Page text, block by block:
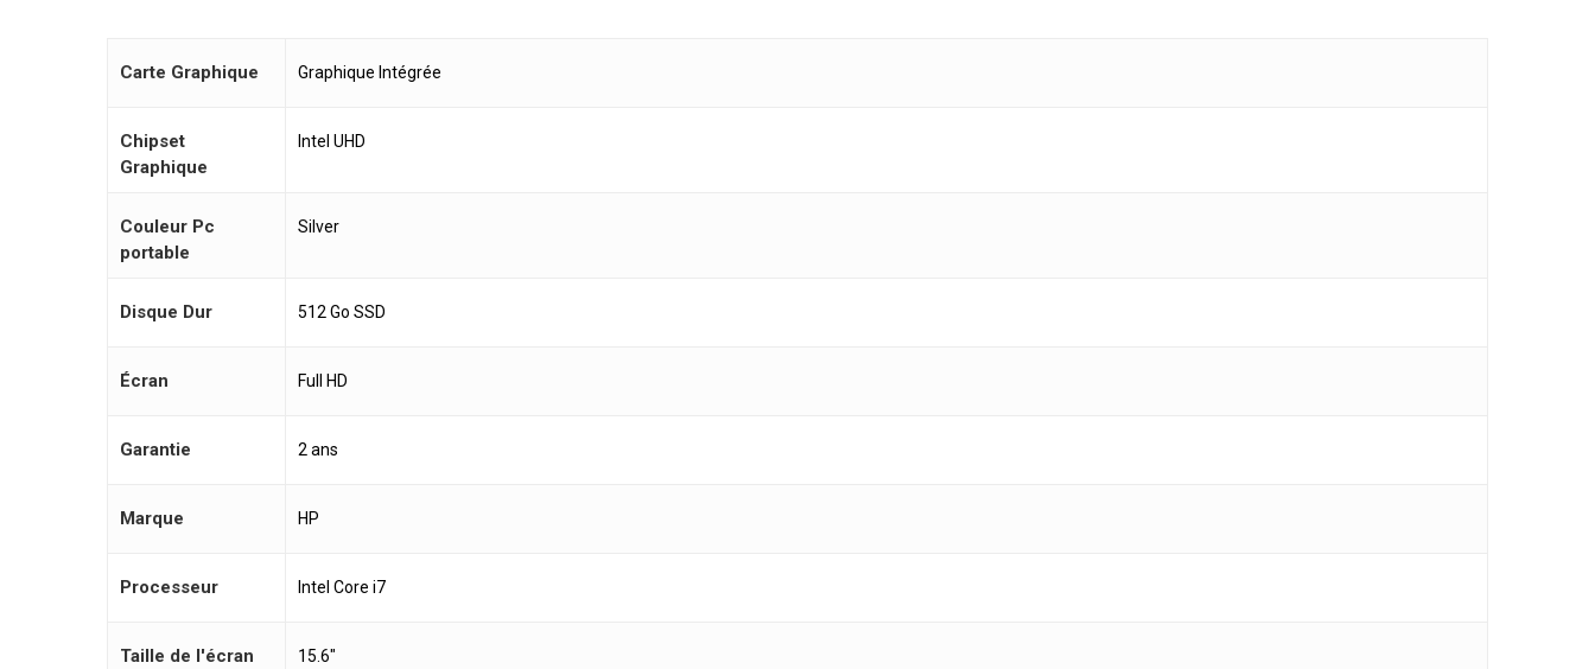
Carte Graphique Graphique Intégrée
Chipset
Graphique
Intel UHD
Couleur Pc
portable
Silver
Disque Dur 512 Go SSD
Écran Full HD
Garantie 2 ans
Marque HP
Processeur Intel Core i7
Taille de l'écran 15.6"